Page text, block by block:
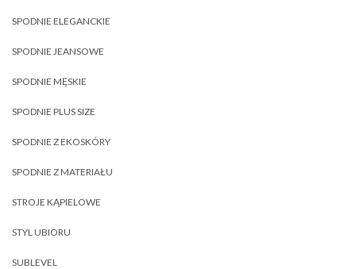
SPODNIE ELEGANCKIE
SPODNIE JEANSOWE
SPODNIE MĘSKIE
SPODNIE PLUS SIZE
SPODNIE Z EKOSKÓRY
SPODNIE Z MATERIAŁU
STROJE KĄPIELOWE
STYL UBIORU
SUBLEVEL